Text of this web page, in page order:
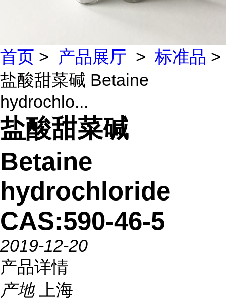
首页 > 产品展厅 > 标准品 >
盐酸甜菜碱 Betaine
hydrochlo...
盐酸甜菜碱
Betaine
hydrochloride
CAS:590-46-5
2019-12-20
产品详情
产地
上海